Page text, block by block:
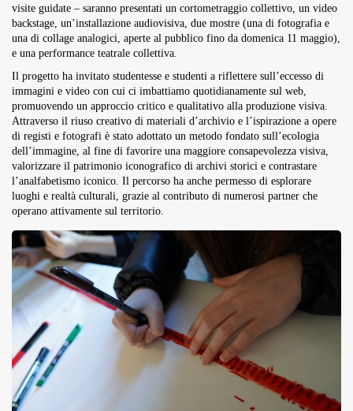
visite guidate – saranno presentati un cortometraggio collettivo, un video
backstage, un’installazione audiovisiva, due mostre (una di fotografia e
una di collage analogici, aperte al pubblico fino da domenica 11 maggio),
e una performance teatrale collettiva.
Il progetto ha invitato studentesse e studenti a riflettere sull’eccesso di
immagini e video con cui ci imbattiamo quotidianamente sul web,
promuovendo un approccio critico e qualitativo alla produzione visiva.
Attraverso il riuso creativo di materiali d’archivio e l’ispirazione a opere
di registi e fotografi è stato adottato un metodo fondato sull’ecologia
dell’immagine, al fine di favorire una maggiore consapevolezza visiva,
valorizzare il patrimonio iconografico di archivi storici e contrastare
l’analfabetismo iconico. Il percorso ha anche permesso di esplorare
luoghi e realtà culturali, grazie al contributo di numerosi partner che
operano attivamente sul territorio.